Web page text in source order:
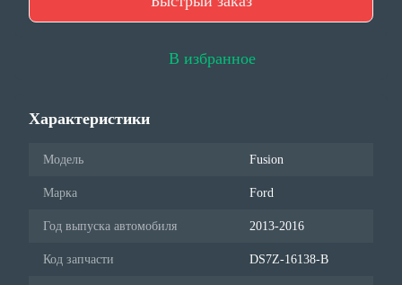
В избранное
Характеристики
Модель Fusion
Марка Ford
Год выпуска автомобиля 2013-2016
Код запчасти DS7Z-16138-B